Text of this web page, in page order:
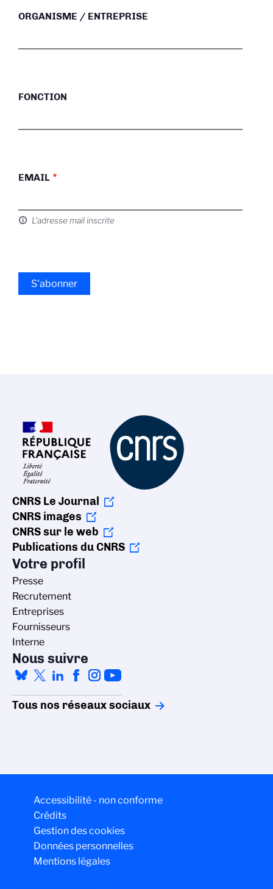
ORGANISME / ENTREPRISE
FONCTION
EMAIL
L'adresse mail inscrite
CNRS Le Journal
CNRS images
CNRS sur le web
Publications du CNRS
Votre profil
Presse
Recrutement
Entreprises
Fournisseurs
Interne
Nous suivre
Tous nos réseaux sociaux
Accessibilité - non conforme
Crédits
Gestion des cookies
Données personnelles
Mentions légales